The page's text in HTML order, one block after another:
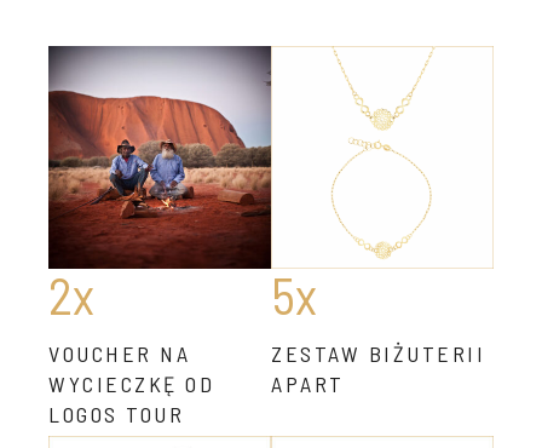
2x
VOUCHER NA
WYCIECZKĘ OD
LOGOS TOUR
5x
ZESTAW BIŻUTERII
APART